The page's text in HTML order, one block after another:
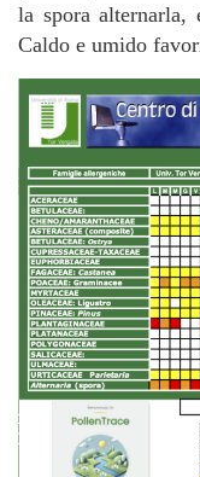
la spora alternarla,
Caldo e umido